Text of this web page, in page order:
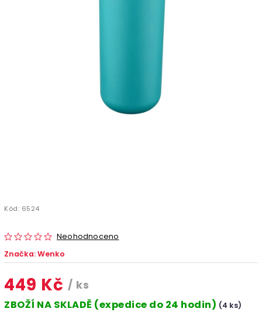
Kód: 6524
Neohodnoceno
Značka:Wenko
449 Kč / ks
ZBOŽÍ NA SKLADĚ (expedice do 24 hodin) (4 ks)